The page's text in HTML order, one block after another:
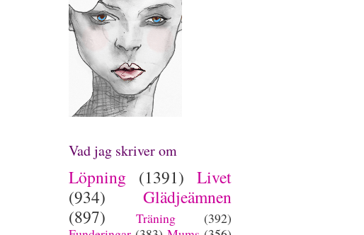
Vad jag skriver om
Löpning (1391) Livet
(934)
Glädjeämnen
(897)
Träning
(392)